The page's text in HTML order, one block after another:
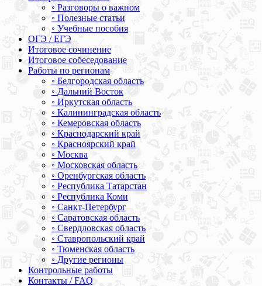
◦ Разговоры о важном
◦ Полезные статьи
◦ Учебные пособия
ОГЭ / ЕГЭ
Итоговое сочинение
Итоговое собеседование
Работы по регионам
◦ Белгородская область
◦ Дальний Восток
◦ Иркутская область
◦ Калининградская область
◦ Кемеровская область
◦ Краснодарский край
◦ Красноярский край
◦ Москва
◦ Московская область
◦ Оренбургская область
◦ Республика Татарстан
◦ Республика Коми
◦ Санкт-Петербург
◦ Саратовская область
◦ Свердловская область
◦ Ставропольский край
◦ Тюменская область
◦ Другие регионы
Контрольные работы
Контакты / FAQ